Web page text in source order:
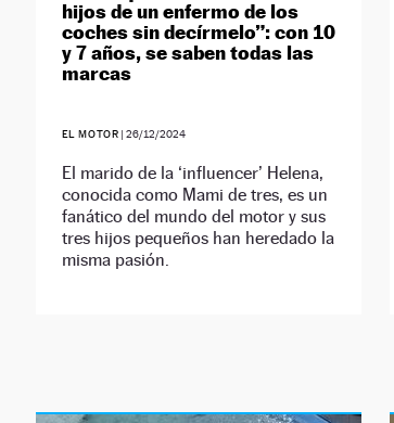
hijos de un enfermo de los
coches sin decírmelo”: con 10
y 7 años, se saben todas las
marcas
EL MOTOR |26/12/2024
El marido de la ‘influencer’ Helena,
conocida como Mami de tres, es un
fanático del mundo del motor y sus
tres hijos pequeños han heredado la
misma pasión.